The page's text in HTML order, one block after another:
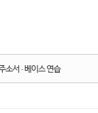
소서 - 베이스 연습
5
북5
5
북5